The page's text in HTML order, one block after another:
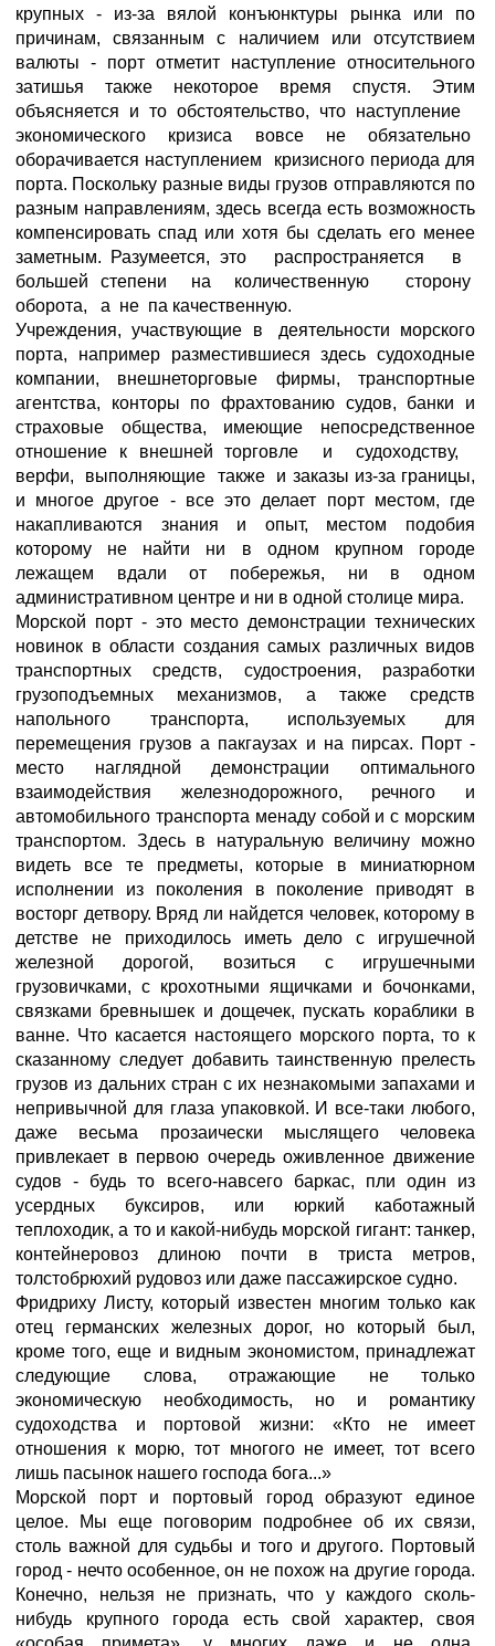
крупных - из-за вялой конъюнктуры рынка или по
причинам, связанным с наличием или отсутствием
валюты - порт отметит наступление относительного
затишья также некоторое время спустя. Этим
объясняется и то обстоятельство, что наступление
экономического кризиса вовсе не обязательно
оборачивается наступлением кризисного периода для
порта. Поскольку разные виды грузов отправляются по
разным направлениям, здесь всегда есть возможность
компенсировать спад или хотя бы сделать его менее
заметным. Разумеется, это распространяется в
большей степени на количественную сторону
оборота, а не па качественную.
Учреждения, участвующие в деятельности морского
порта, например разместившиеся здесь судоходные
компании, внешнеторговые фирмы, транспортные
агентства, конторы по фрахтованию судов, банки и
страховые общества, имеющие непосредственное
отношение к внешней торговле и судоходству,
верфи, выполняющие также и заказы из-за границы,
и многое другое - все это делает порт местом, где
накапливаются знания и опыт, местом подобия
которому не найти ни в одном крупном городе
лежащем вдали от побережья, ни в одном
административном центре и ни в одной столице мира.
Морской порт - это место демонстрации технических
новинок в области создания самых различных видов
транспортных средств, судостроения, разработки
грузоподъемных механизмов, а также средств
напольного транспорта, используемых для
перемещения грузов а пакгаузах и на пирсах. Порт -
место наглядной демонстрации оптимального
взаимодействия железнодорожного, речного и
автомобильного транспорта менаду собой и с морским
транспортом. Здесь в натуральную величину можно
видеть все те предметы, которые в миниатюрном
исполнении из поколения в поколение приводят в
восторг детвору. Вряд ли найдется человек, которому в
детстве не приходилось иметь дело с игрушечной
железной дорогой, возиться с игрушечными
грузовичками, с крохотными ящичками и бочонками,
связками бревнышек и дощечек, пускать кораблики в
ванне. Что касается настоящего морского порта, то к
сказанному следует добавить таинственную прелесть
грузов из дальних стран с их незнакомыми запахами и
непривычной для глаза упаковкой. И все-таки любого,
даже весьма прозаически мыслящего человека
привлекает в первою очередь оживленное движение
судов - будь то всего-навсего баркас, пли один из
усердных буксиров, или юркий каботажный
теплоходик, а то и какой-нибудь морской гигант: танкер,
контейнеровоз длиною почти в триста метров,
толстобрюхий рудовоз или даже пассажирское судно.
Фридриху Листу, который известен многим только как
отец германских железных дорог, но который был,
кроме того, еще и видным экономистом, принадлежат
следующие слова, отражающие не только
экономическую необходимость, но и романтику
судоходства и портовой жизни: «Кто не имеет
отношения к морю, тот многого не имеет, тот всего
лишь пасынок нашего господа бога...»
Морской порт и портовый город образуют единое
целое. Мы еще поговорим подробнее об их связи,
столь важной для судьбы и того и другого. Портовый
город - нечто особенное, он не похож на другие города.
Конечно, нельзя не признать, что у каждого сколь-
нибудь крупного города есть свой характер, своя